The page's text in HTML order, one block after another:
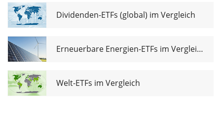
Dividenden-ETFs (global) im Vergleich
Erneuerbare Energien-ETFs im Vergleich
Welt-ETFs im Vergleich